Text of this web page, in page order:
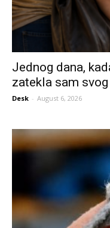
Jednog dana,
zatekla sam svog
Desk - August 6, 2026